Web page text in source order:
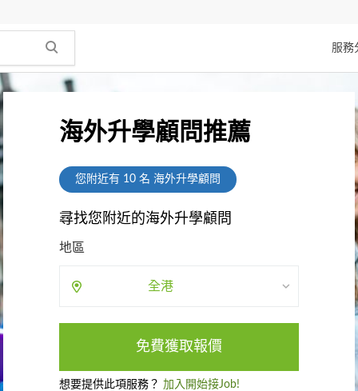
服務
海外升學顧問推薦
您附近有 10名 海外升學顧問
尋找您附近的海外升學顧問
地區
全港
免費獲取報價
想要提供此項服務？ 加入開始接Job!